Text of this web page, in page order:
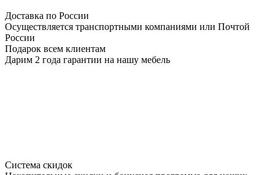
Доставка по России
Осуществляется транспортными компаниями или Почтой
России
Подарок всем клиентам
Дарим 2 года гарантии на нашу мебель
Система скидок